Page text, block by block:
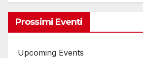
Prossimi Eventi
Upcoming Events